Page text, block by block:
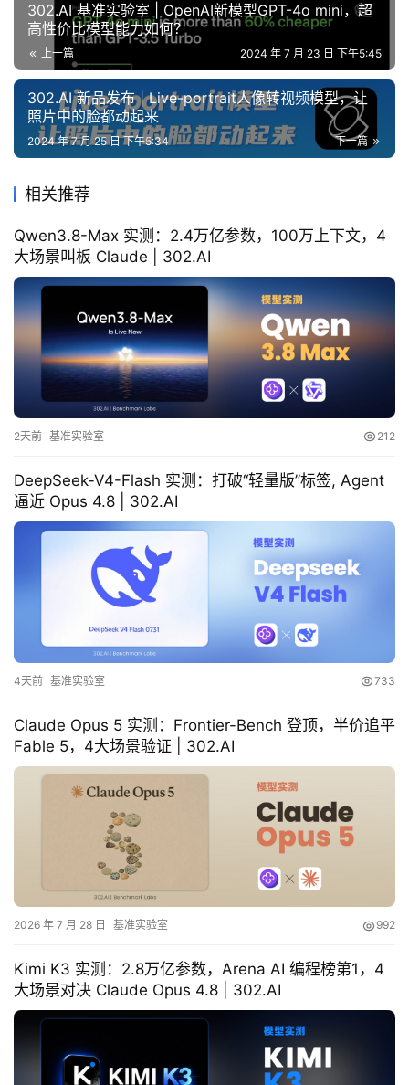
302.AI 基准实验室 | OpenAI新模型GPT-4o mini，超
高性价比模型能力如何？
上一篇 2024 年 7 月 23 日 下午5:45
302.AI 新品发布 | Live-portrait人像转视频模型，让
照片中的脸都动起来
下一篇
2024 年 7 月 25 日 下午5:34
相关推荐
Qwen3.8-Max 实测：2.4万亿参数，100万上下文，4
大场景叫板 Claude | 302.AI
2天前 基准实验室 212
DeepSeek-V4-Flash 实测：打破“轻量版”标签, Agent
逼近 Opus 4.8 | 302.AI
4天前 基准实验室 733
Claude Opus 5 实测：Frontier-Bench 登顶，半价追平
Fable 5，4大场景验证 | 302.AI
2026 年 7 月 28 日 基准实验室 992
Kimi K3 实测：2.8万亿参数，Arena AI 编程榜第1，4
大场景对决 Claude Opus 4.8 | 302.AI